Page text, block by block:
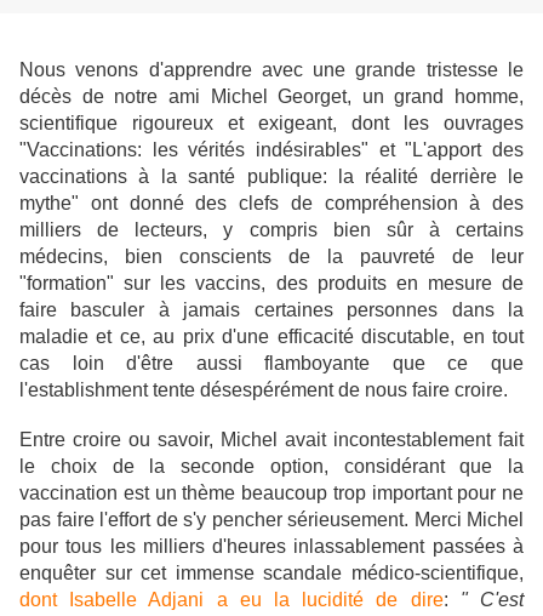
Nous venons d'apprendre avec une grande tristesse le
décès de notre ami Michel Georget, un grand homme,
scientifique rigoureux et exigeant, dont les ouvrages
"Vaccinations: les vérités indésirables" et "L'apport des
vaccinations à la santé publique: la réalité derrière le
mythe" ont donné des clefs de compréhension à des
milliers de lecteurs, y compris bien sûr à certains
médecins, bien conscients de la pauvreté de leur
"formation" sur les vaccins, des produits en mesure de
faire basculer à jamais certaines personnes dans la
maladie et ce, au prix d'une efficacité discutable, en tout
cas loin d'être aussi flamboyante que ce que
l'establishment tente désespérément de nous faire croire.
Entre croire ou savoir, Michel avait incontestablement fait
le choix de la seconde option, considérant que la
vaccination est un thème beaucoup trop important pour ne
pas faire l'effort de s'y pencher sérieusement. Merci Michel
pour tous les milliers d'heures inlassablement passées à
enquêter sur cet immense scandale médico-scientifique,
dont Isabelle Adjani a eu la lucidité de dire: " C'est